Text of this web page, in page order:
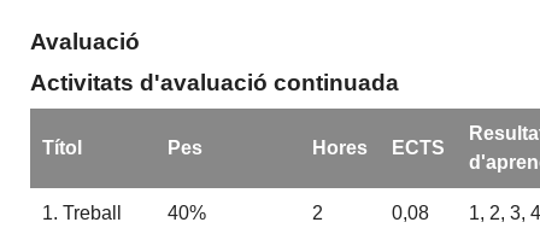
Avaluació
Activitats d'avaluació continuada
Títol Pes Hores ECTS
1. Treball
40% 2 0,08
1, 2, 3,